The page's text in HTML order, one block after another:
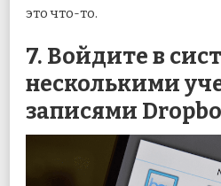
это что-то.
7. Войдите в
несколькими
записями